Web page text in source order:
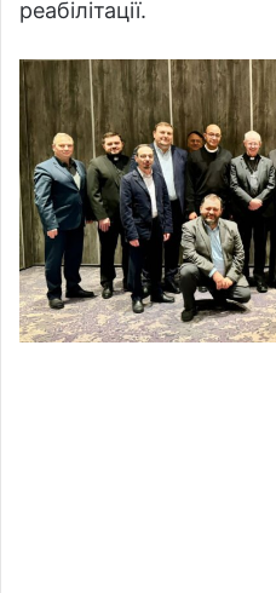
реабілітації.